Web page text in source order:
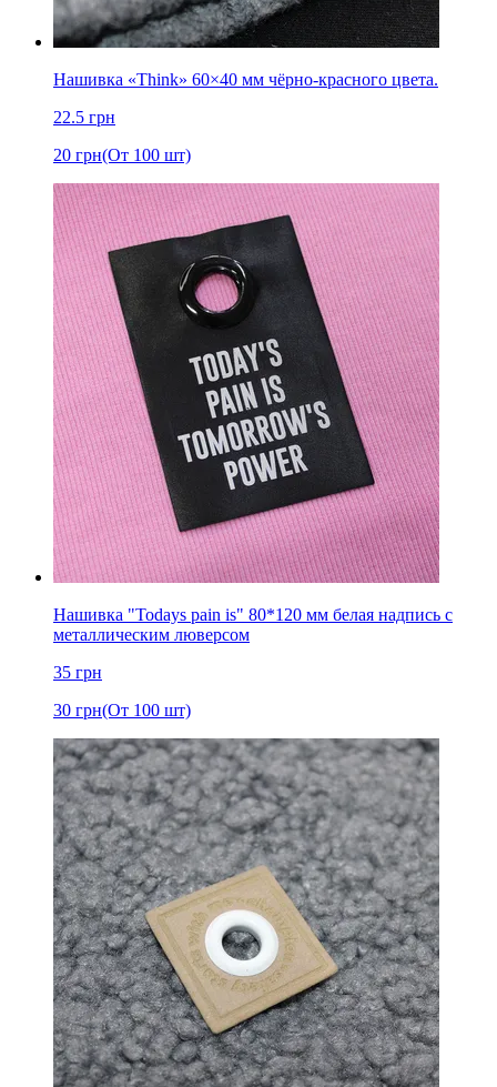
Нашивка «Think» 60×40 мм чёрно-красного цвета.
22.5 грн
20 грн(От 100 шт)
Нашивка "Todays pain is" 80*120 мм белая надпись с
металлическим люверсом
35 грн
30 грн(От 100 шт)